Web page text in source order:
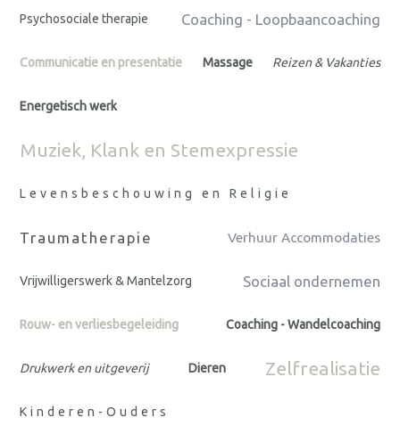
Psychosociale therapie Coaching - Loopbaancoaching
Communicatie en presentatie Massage Reizen & Vakanties
Energetisch werk
Muziek, Klank en Stemexpressie
Levensbeschouwing en Religie
Traumatherapie Verhuur Accommodaties
Vrijwilligerswerk & Mantelzorg Sociaal ondernemen
Rouw- en verliesbegeleiding Coaching - Wandelcoaching
Drukwerk en uitgeverij Dieren Zelfrealisatie
Kinderen-Ouders